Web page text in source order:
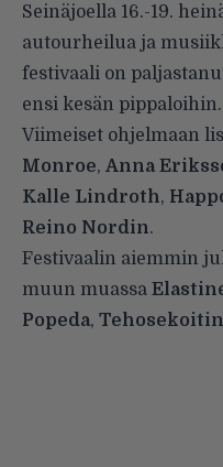
Seinäjoella 16.-19.
autourheilua ja
festivaali on
ensi kesän pippaloihin.
Viimeiset ohjelmaan
Monroe, Anna
Kalle Lindroth,
Reino Nordin.
Festivaalin aiemmin
muun muassa
Popeda, Tehosekoitin